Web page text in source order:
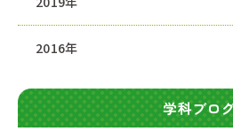
2016年
学科ブロ